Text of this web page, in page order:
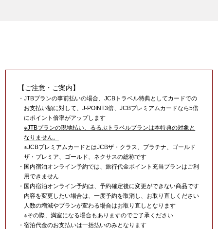
【ご注意・ご案内】
・JTBプランの事前払いの場合、JCBトラベル特典としてカードでの
お支払い額に対して、J-POINT3倍、JCBプレミアムカードなら5倍
にポイント倍率がアップします
※JTBプランの現地払い、るるぶトラベルプランは本特典の対象と
なりません。
※JCBプレミアムカードとはJCBザ・クラス、プラチナ、ゴールド
ザ・プレミア、ゴールド、ネクサスの総称です
・国内宿泊オンライン予約では、旅行代金ポイント充当プランはご利
用できません
・国内宿泊オンライン予約は、予約確定後に変更ができない商品です
内容を変更したい場合は、一度予約を取消し、お取り直しください
人数の増減やプランが変わる場合はお取り直しとなります
※その際、満室になる場合もありますのでご了承ください
・宿泊代金のお支払いは一括払いのみとなります